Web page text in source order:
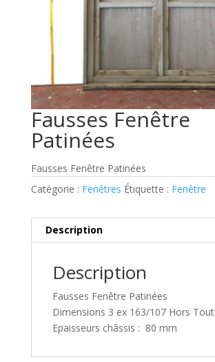
Fausses Fenêtre
Patinées
Fausses Fenêtre Patinées
Catégorie : Fenêtres Étiquette : Fenêtre
Description
Description
Fausses Fenêtre Patinées
Dimensions 3 ex 163/107 Hors Tout
Epaisseurs châssis : 80 mm